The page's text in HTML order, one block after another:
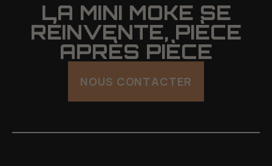
LA MINI MOKE SE
RÉINVENTE, PIÈCE
APRÈS PIÈCE
NOUS CONTACTER